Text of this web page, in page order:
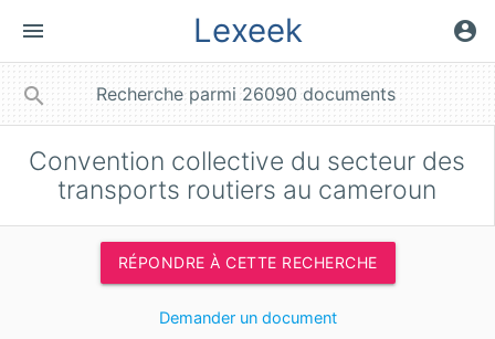
menu Lexeek account_circle
search
Convention collective du secteur des
transports routiers au cameroun
RÉPONDRE À CETTE RECHERCHE
Demander un document